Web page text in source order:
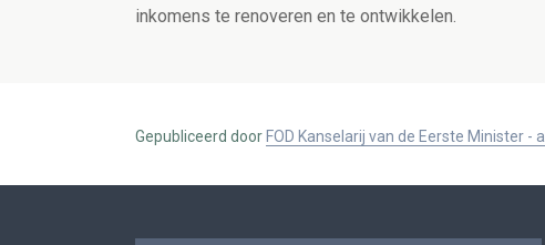
inkomens te renoveren en te ontwikkelen.
Gepubliceerd door FOD Kanselarij van de Eerste Minister